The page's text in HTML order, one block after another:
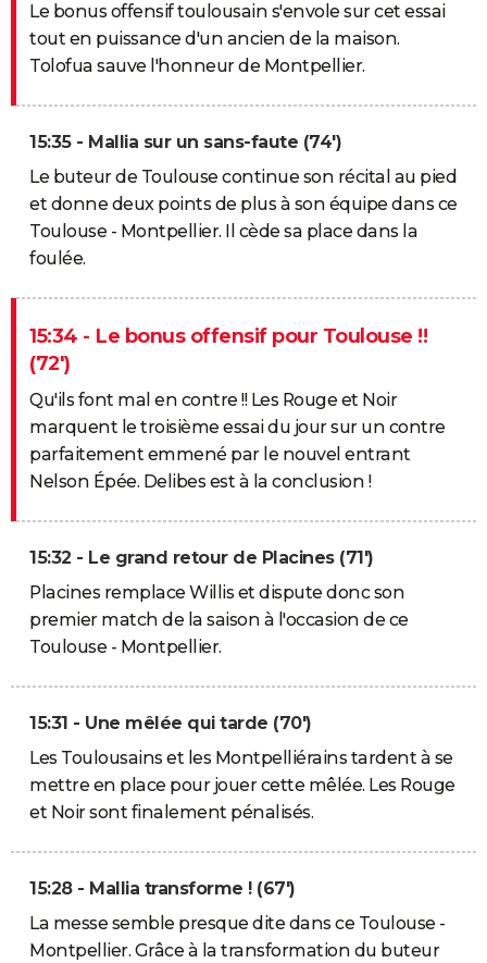
Le bonus offensif toulousain s'envole sur cet essai
tout en puissance d'un ancien de la maison.
Tolofua sauve l'honneur de Montpellier.
15:35 - Mallia sur un sans-faute (74')
Le buteur de Toulouse continue son récital au pied
et donne deux points de plus à son équipe dans ce
Toulouse - Montpellier. Il cède sa place dans la
foulée.
15:34 - Le bonus offensif pour Toulouse !!
(72')
Qu'ils font mal en contre !! Les Rouge et Noir
marquent le troisième essai du jour sur un contre
parfaitement emmené par le nouvel entrant
Nelson Épée. Delibes est à la conclusion !
15:32 - Le grand retour de Placines (71')
Placines remplace Willis et dispute donc son
premier match de la saison à l'occasion de ce
Toulouse - Montpellier.
15:31 - Une mêlée qui tarde (70')
Les Toulousains et les Montpelliérains tardent à se
mettre en place pour jouer cette mêlée. Les Rouge
et Noir sont finalement pénalisés.
15:28 - Mallia transforme ! (67')
La messe semble presque dite dans ce Toulouse -
Montpellier. Grâce à la transformation du buteur